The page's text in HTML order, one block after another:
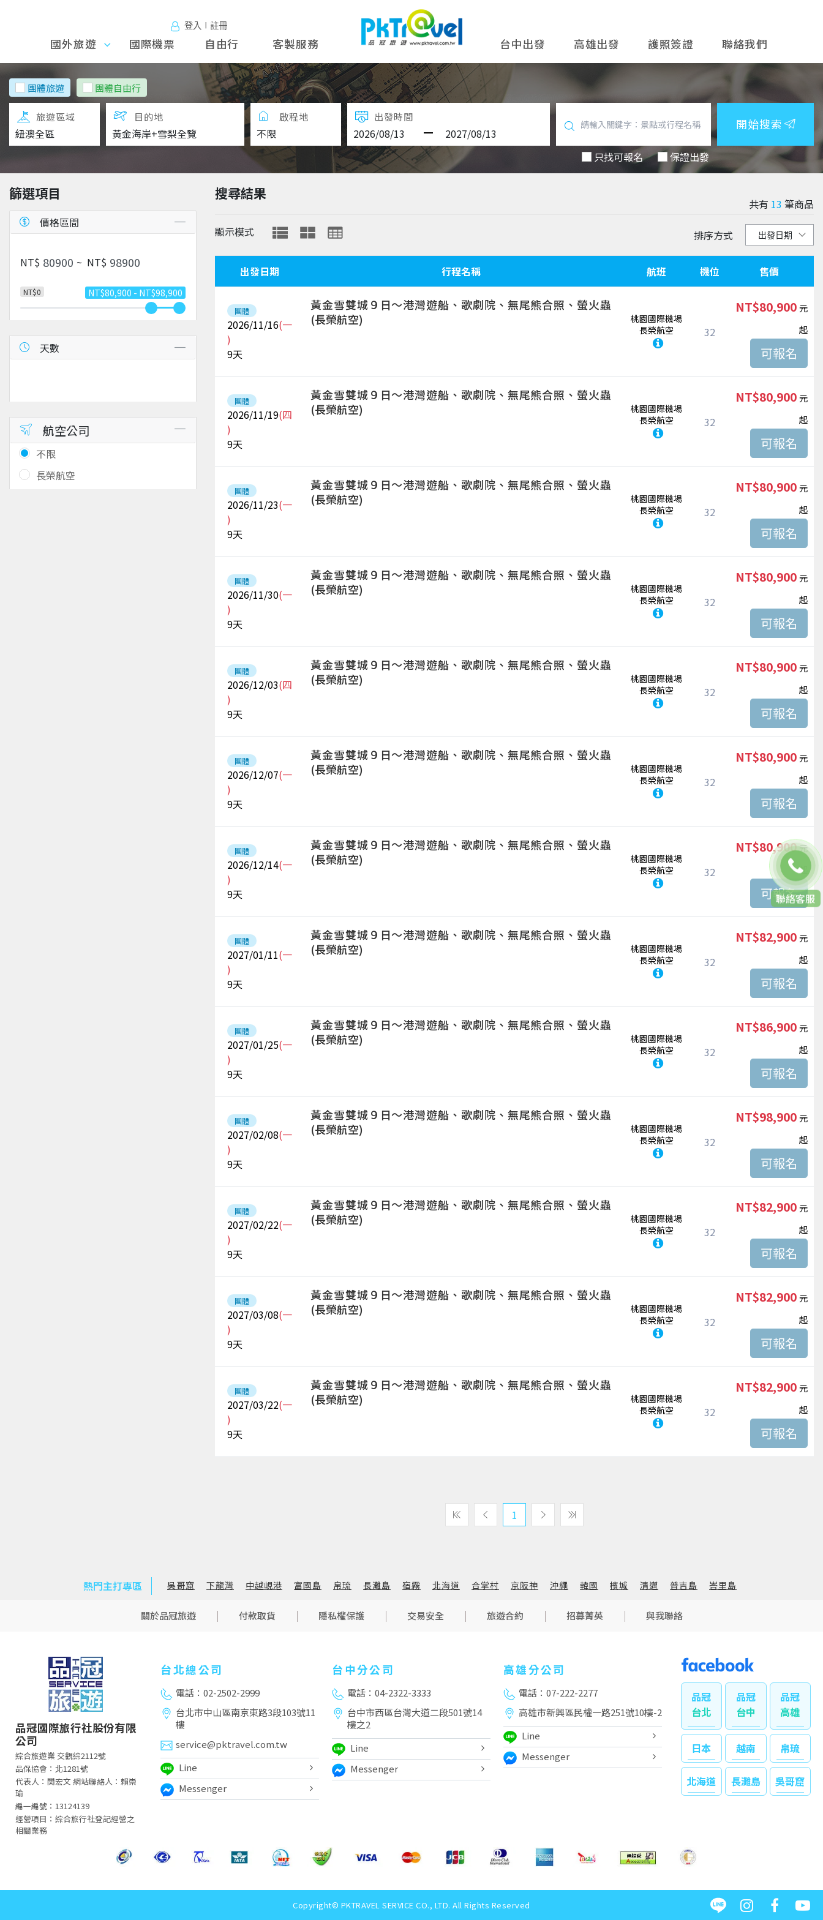
登入∣註冊
國外旅
遊
國外旅遊 國際機票 自由行 客製服務 台中出發 高雄出發 護照簽證 聯絡我們
團體旅遊 團體自由行
旅遊區域 目的地 啟程地 出發時間
只找可報名 保證出發
開始搜索
篩選項目
價格區間
NT$ ~ NT$
NT$0 NT$80,900 - NT$98,900
天數
航空公司
不限
長榮航空
搜尋結果
共有 13 筆商品
顯示模式
排序方式
出發日期 行程名稱 航班 機位 售價
團體
2026/11/16(一
)
9天
黃金雪雙城９日～港灣遊船、歌劇院、無尾熊合照、螢火蟲
(長榮航空)
桃園國際機場
長榮航空
32
NT$80,900
起
團體
2026/11/19(四
)
9天
黃金雪雙城９日～港灣遊船、歌劇院、無尾熊合照、螢火蟲
(長榮航空)
桃園國際機場
長榮航空
32
NT$80,900
起
團體
2026/11/23(一
)
9天
黃金雪雙城９日～港灣遊船、歌劇院、無尾熊合照、螢火蟲
(長榮航空)
桃園國際機場
長榮航空
32
NT$80,900
起
團體
2026/11/30(一
)
9天
黃金雪雙城９日～港灣遊船、歌劇院、無尾熊合照、螢火蟲
(長榮航空)
桃園國際機場
長榮航空
32
NT$80,900
起
團體
2026/12/03(四
)
9天
黃金雪雙城９日～港灣遊船、歌劇院、無尾熊合照、螢火蟲
(長榮航空)
桃園國際機場
長榮航空
32
NT$80,900
起
團體
2026/12/07(一
)
9天
黃金雪雙城９日～港灣遊船、歌劇院、無尾熊合照、螢火蟲
(長榮航空)
桃園國際機場
長榮航空
32
NT$80,900
起
團體
2026/12/14(一
)
9天
黃金雪雙城９日～港灣遊船、歌劇院、無尾熊合照、螢火蟲
(長榮航空)
桃園國際機場
長榮航空
32
NT$80,900
起
團體
2027/01/11(一
)
9天
黃金雪雙城９日～港灣遊船、歌劇院、無尾熊合照、螢火蟲
(長榮航空)
桃園國際機場
長榮航空
32
NT$82,900
起
團體
2027/01/25(一
)
9天
黃金雪雙城９日～港灣遊船、歌劇院、無尾熊合照、螢火蟲
(長榮航空)
桃園國際機場
長榮航空
32
NT$86,900
起
團體
2027/02/08(一
)
9天
黃金雪雙城９日～港灣遊船、歌劇院、無尾熊合照、螢火蟲
(長榮航空)
桃園國際機場
長榮航空
32
NT$98,900
起
團體
2027/02/22(一
)
9天
黃金雪雙城９日～港灣遊船、歌劇院、無尾熊合照、螢火蟲
(長榮航空)
桃園國際機場
長榮航空
32
NT$82,900
起
團體
2027/03/08(一
)
9天
黃金雪雙城９日～港灣遊船、歌劇院、無尾熊合照、螢火蟲
(長榮航空)
桃園國際機場
長榮航空
32
NT$82,900
起
團體
2027/03/22(一
)
9天
黃金雪雙城９日～港灣遊船、歌劇院、無尾熊合照、螢火蟲
(長榮航空)
桃園國際機場
長榮航空
32
NT$82,900
起
1
熱門主打專區 吳哥窟 下龍灣 中越峴港 富國島 帛琉 長灘島 宿霧 北海道 合掌村 京阪神 沖繩 韓國 檳城 清邁 普吉島 峇里島
關於品冠旅遊 付款取貨 隱私權保護 交易安全 旅遊合約 招募菁英 與我聯絡
品冠國際旅行社股份有限
公司
綜合旅遊業 交觀綜2112號
品保協會：北1281號
代表人：関宏文 網站聯絡人：賴崇
瑜
編一編號：13124139
經營項目：綜合旅行社登記經營之
相關業務
台北總公司
電話：02-2502-2999
台北市中山區南京東路3段103號11
樓
service@pktravel.com.tw
Line
Messenger
台中分公司
電話：04-2322-3333
台中市西區台灣大道二段501號14
樓之2
Line
Messenger
高雄分公司
電話：07-222-2277
高雄市新興區民權一路251號10樓-2
Line
Messenger
台北 台中 高雄
日本 越南 帛琉
北海道 長灘島 吳哥窟
Copyright© PKTRAVEL SERVICE CO., LTD. All Rights Reserved
聯絡客服